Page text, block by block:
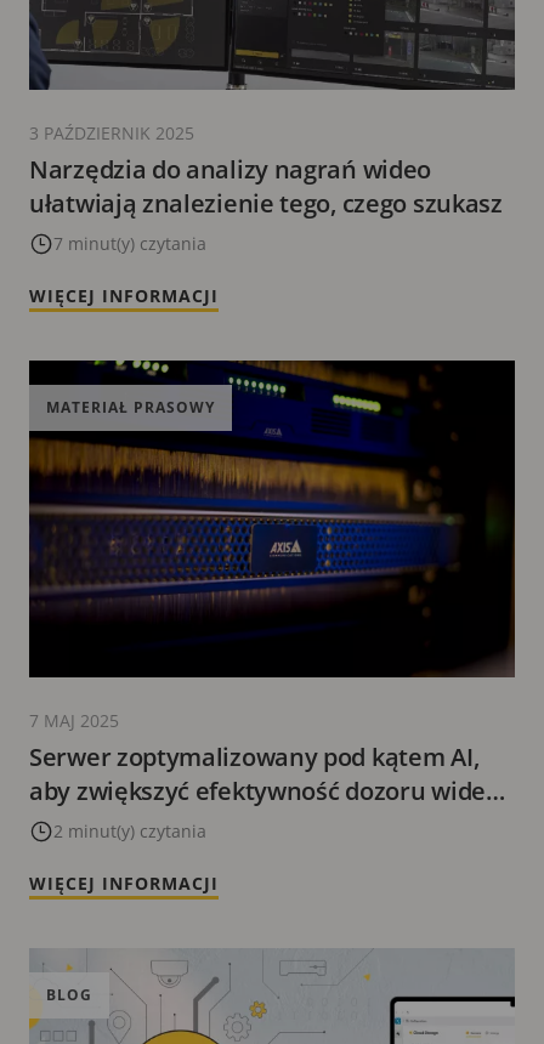
Narzędzia do analizy nagrań wideo
ułatwiają znalezienie tego, czego szukasz
7 minut(y) czytania
3 PAŹDZIERNIK 2025
WIĘCEJ INFORMACJI
Serwer zoptymalizowany pod kątem AI,
aby zwiększyć efektywność dozoru wideo
nawet w zatłoczonych scenach
2 minut(y) czytania
MATERIAŁ PRASOWY
7 MAJ 2025
WIĘCEJ INFORMACJI
BLOG